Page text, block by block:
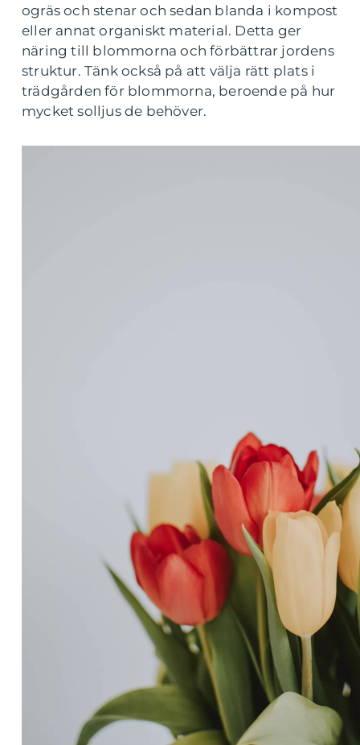
ogräs och stenar och sedan blanda i kompost
eller annat organiskt material. Detta ger
näring till blommorna och förbättrar jordens
struktur. Tänk också på att välja rätt plats i
trädgården för blommorna, beroende på hur
mycket solljus de behöver.